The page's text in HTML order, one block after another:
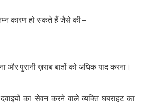
कारण हो सकते हैं जैसे की –
और पुरानी ख़राब बातों को अधिक याद करना।
का सेवन करने वाले व्यक्ति घबराहट का